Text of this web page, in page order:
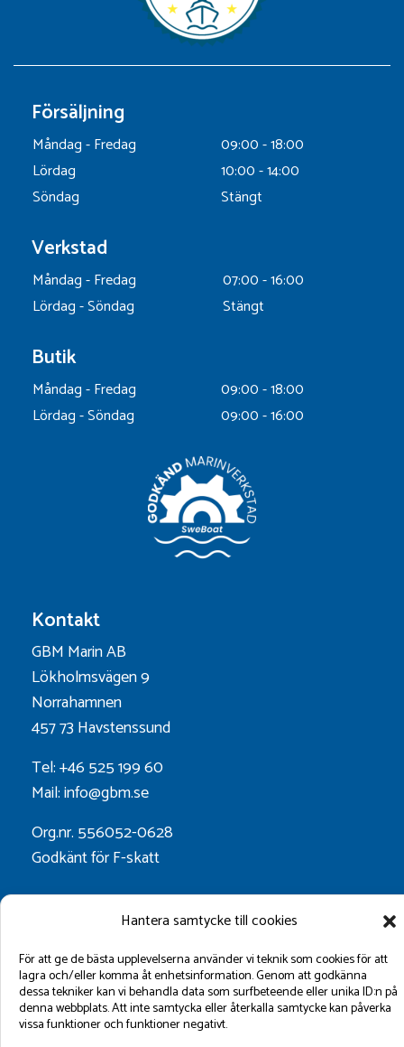
Hantera samtycke till cookies
För att ge de bästa upplevelserna använder vi teknik som cookies för att
lagra och/eller komma åt enhetsinformation. Genom att godkänna
dessa tekniker kan vi behandla data som surfbeteende eller unika ID:n på
denna webbplats. Att inte samtycka eller återkalla samtycke kan påverka
vissa funktioner och funktioner negativt.
Försäljning
Måndag - Fredag
09:00 - 18:00
Lördag
10:00 - 14:00
Söndag
Stängt
Verkstad
Måndag - Fredag
07:00 - 16:00
Lördag - Söndag
Stängt
Butik
Måndag - Fredag
09:00 - 18:00
Lördag - Söndag
09:00 - 16:00
Kontakt
GBM Marin AB
Lökholmsvägen 9
Norrahamnen
457 73 Havstenssund
Tel: +46 525 199 60
Mail: info@gbm.se
Org.nr. 556052-0628
Godkänt för F-skatt
Följ oss på: